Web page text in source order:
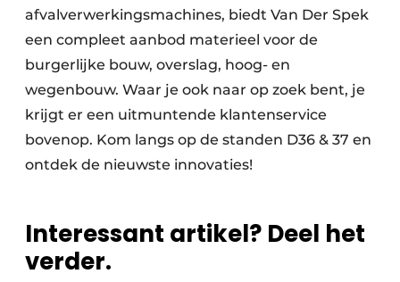
afvalverwerkingsmachines, biedt Van Der Spek
een compleet aanbod materieel voor de
burgerlijke bouw, overslag, hoog- en
wegenbouw. Waar je ook naar op zoek bent, je
krijgt er een uitmuntende klantenservice
bovenop. Kom langs op de standen D36 & 37 en
ontdek de nieuwste innovaties!
Interessant artikel? Deel het
verder.